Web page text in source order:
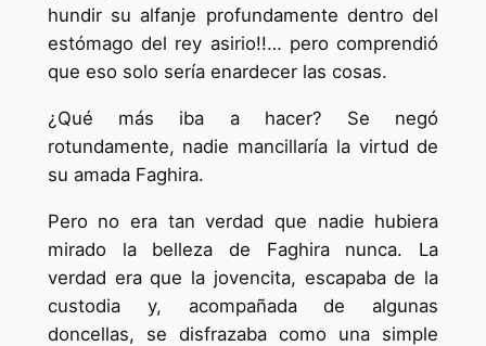
hundir su alfanje profundamente dentro del
estómago del rey asirio!!… pero comprendió
que eso solo sería enardecer las cosas.
¿Qué más iba a hacer? Se negó
rotundamente, nadie mancillaría la virtud de
su amada Faghira.
Pero no era tan verdad que nadie hubiera
mirado la belleza de Faghira nunca. La
verdad era que la jovencita, escapaba de la
custodia y, acompañada de algunas
doncellas, se disfrazaba como una simple